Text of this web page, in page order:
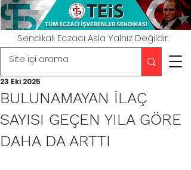
Sendikalı Eczacı Asla Yalnız Değildir.
BULUNAMAYAN İLAÇ
SAYISI GEÇEN YILA GÖRE
DAHA DA ARTTI
23 Eki 2025